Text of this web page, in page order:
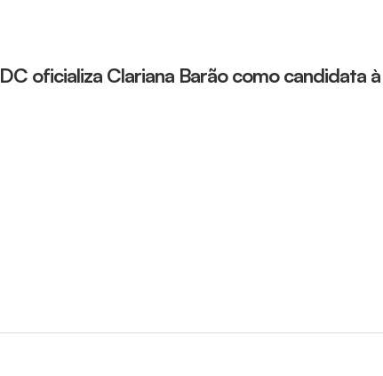
oficializa Clariana Barão como candidata